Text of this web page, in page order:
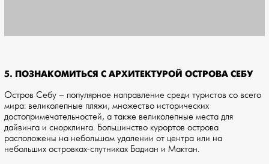
5. ПОЗНАКОМИТЬСЯ С АРХИТЕКТУРОЙ ОСТРОВА СЕБУ
Остров Себу – популярное направление среди туристов со всего
мира: великолепные пляжи, множество исторических
достопримечательностей, а также великолепные места для
дайвинга и снорклинга. Большинство курортов острова
расположены на небольшом удалении от центра или на
небольших островках-спутниках Бадиан и Мактан.